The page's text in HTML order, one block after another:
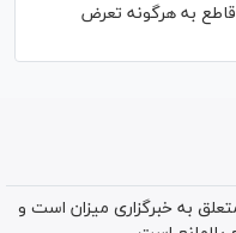
قاطع به هرگونه تعرض
به خبرگزاری میزان است و